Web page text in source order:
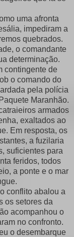
uma afronta
impediram a
quebrados.
o comandante
determinação.
contingente de
o comando do
pela polícia
Maranhão.
armados
exaltados ao
Em resposta, os
a fuzilaria
suficientes para
feridos, todos
a ponte e o mar
conflito abalou a
os setores da
acompanhou o
no confronto.
o desembarque